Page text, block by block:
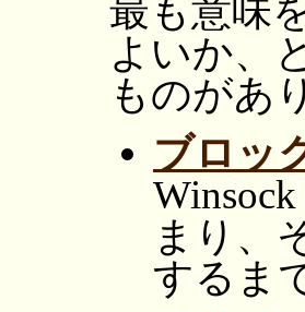
最も意味
よいか、
ものがあ
ブロッ
まり、
するま